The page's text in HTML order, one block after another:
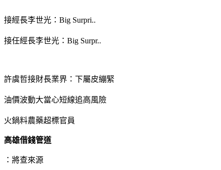
接經長李世光：Big Surpri..
接任經長李世光：Big Surpr..
許虞哲接財長業界：下屬皮繃緊
油價波動大當心短線追高風險
火鍋料農藥超標官員
高雄借錢管道
：將查來源